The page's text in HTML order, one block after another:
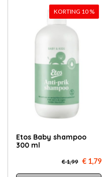
KORTING 10 %
Etos Ba­by sham­poo
300 ml
€ 1,99 € 1,79